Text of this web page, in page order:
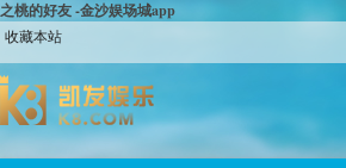
之桃的好友 -金沙娱场城app
收藏本站